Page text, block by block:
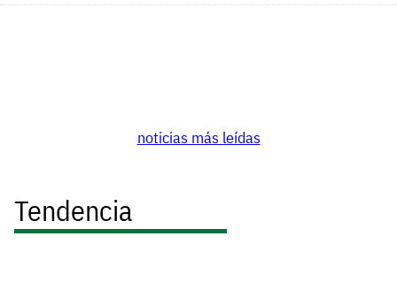
noticias más leídas
Tendencia